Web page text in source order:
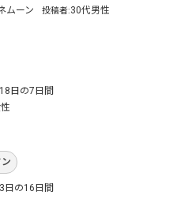
ムーン 投稿者 30代男性
族旅！クリスマスと歴
日の7日間
市の裁判所巡りと観光
日の16日間
周遊！フランクフルト